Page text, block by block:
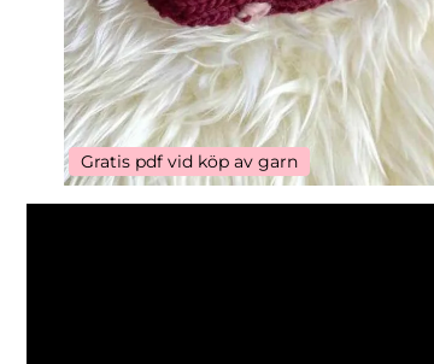
Gratis pdf vid köp av garn